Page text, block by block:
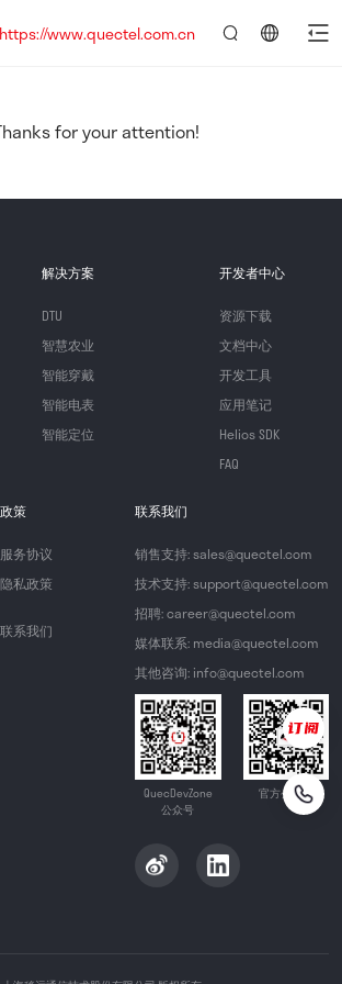
www.quectel.com.cn
for your attention!
解决方案
DTU
智慧农业
智能穿戴
智能电表
智能定位
开发者中心
资源下载
文档中心
开发工具
应用笔记
Helios SDK
FAQ
政策
服务协议
隐私政策
联系我们
联系我们
销售支持: sales@quectel.com
技术支持: support@quectel.com
招聘: career@quectel.com
媒体联系: media@quectel.com
其他咨询: info@quectel.com
QuecDevZone
公众号
官方公众号